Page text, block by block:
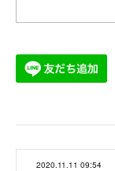
2020.11.11 09:54